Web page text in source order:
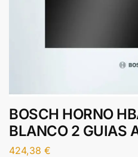
BOSCH HORNO
BLANCO 2 GUIAS
424,38 €